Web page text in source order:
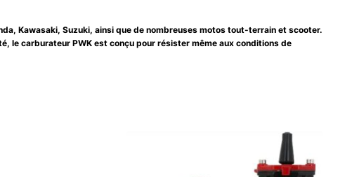
Kawasaki, Suzuki, ainsi que de nombreuses motos tout-terrain et scooter.
le carburateur PWK est conçu pour résister même aux conditions de